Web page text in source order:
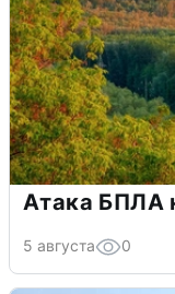
Атака БПЛА
5 августа 0